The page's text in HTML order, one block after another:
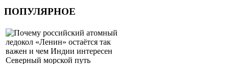
ПОПУЛЯРНОЕ